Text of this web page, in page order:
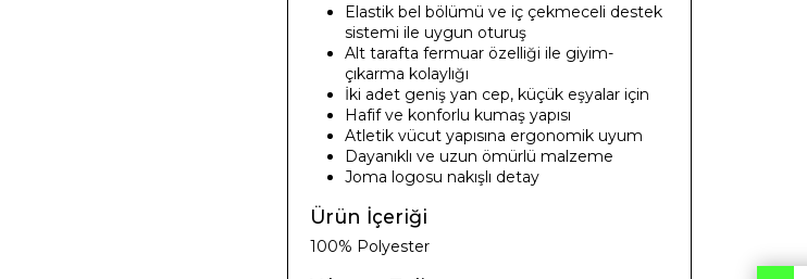
Elastik bel bölümü ve iç çekmeceli destek
sistemi ile uygun oturuş
Alt tarafta fermuar özelliği ile giyim-
çıkarma kolaylığı
İki adet geniş yan cep, küçük eşyalar için
Hafif ve konforlu kumaş yapısı
Atletik vücut yapısına ergonomik uyum
Dayanıklı ve uzun ömürlü malzeme
Joma logosu nakışlı detay
Ürün İçeriği
100% Polyester